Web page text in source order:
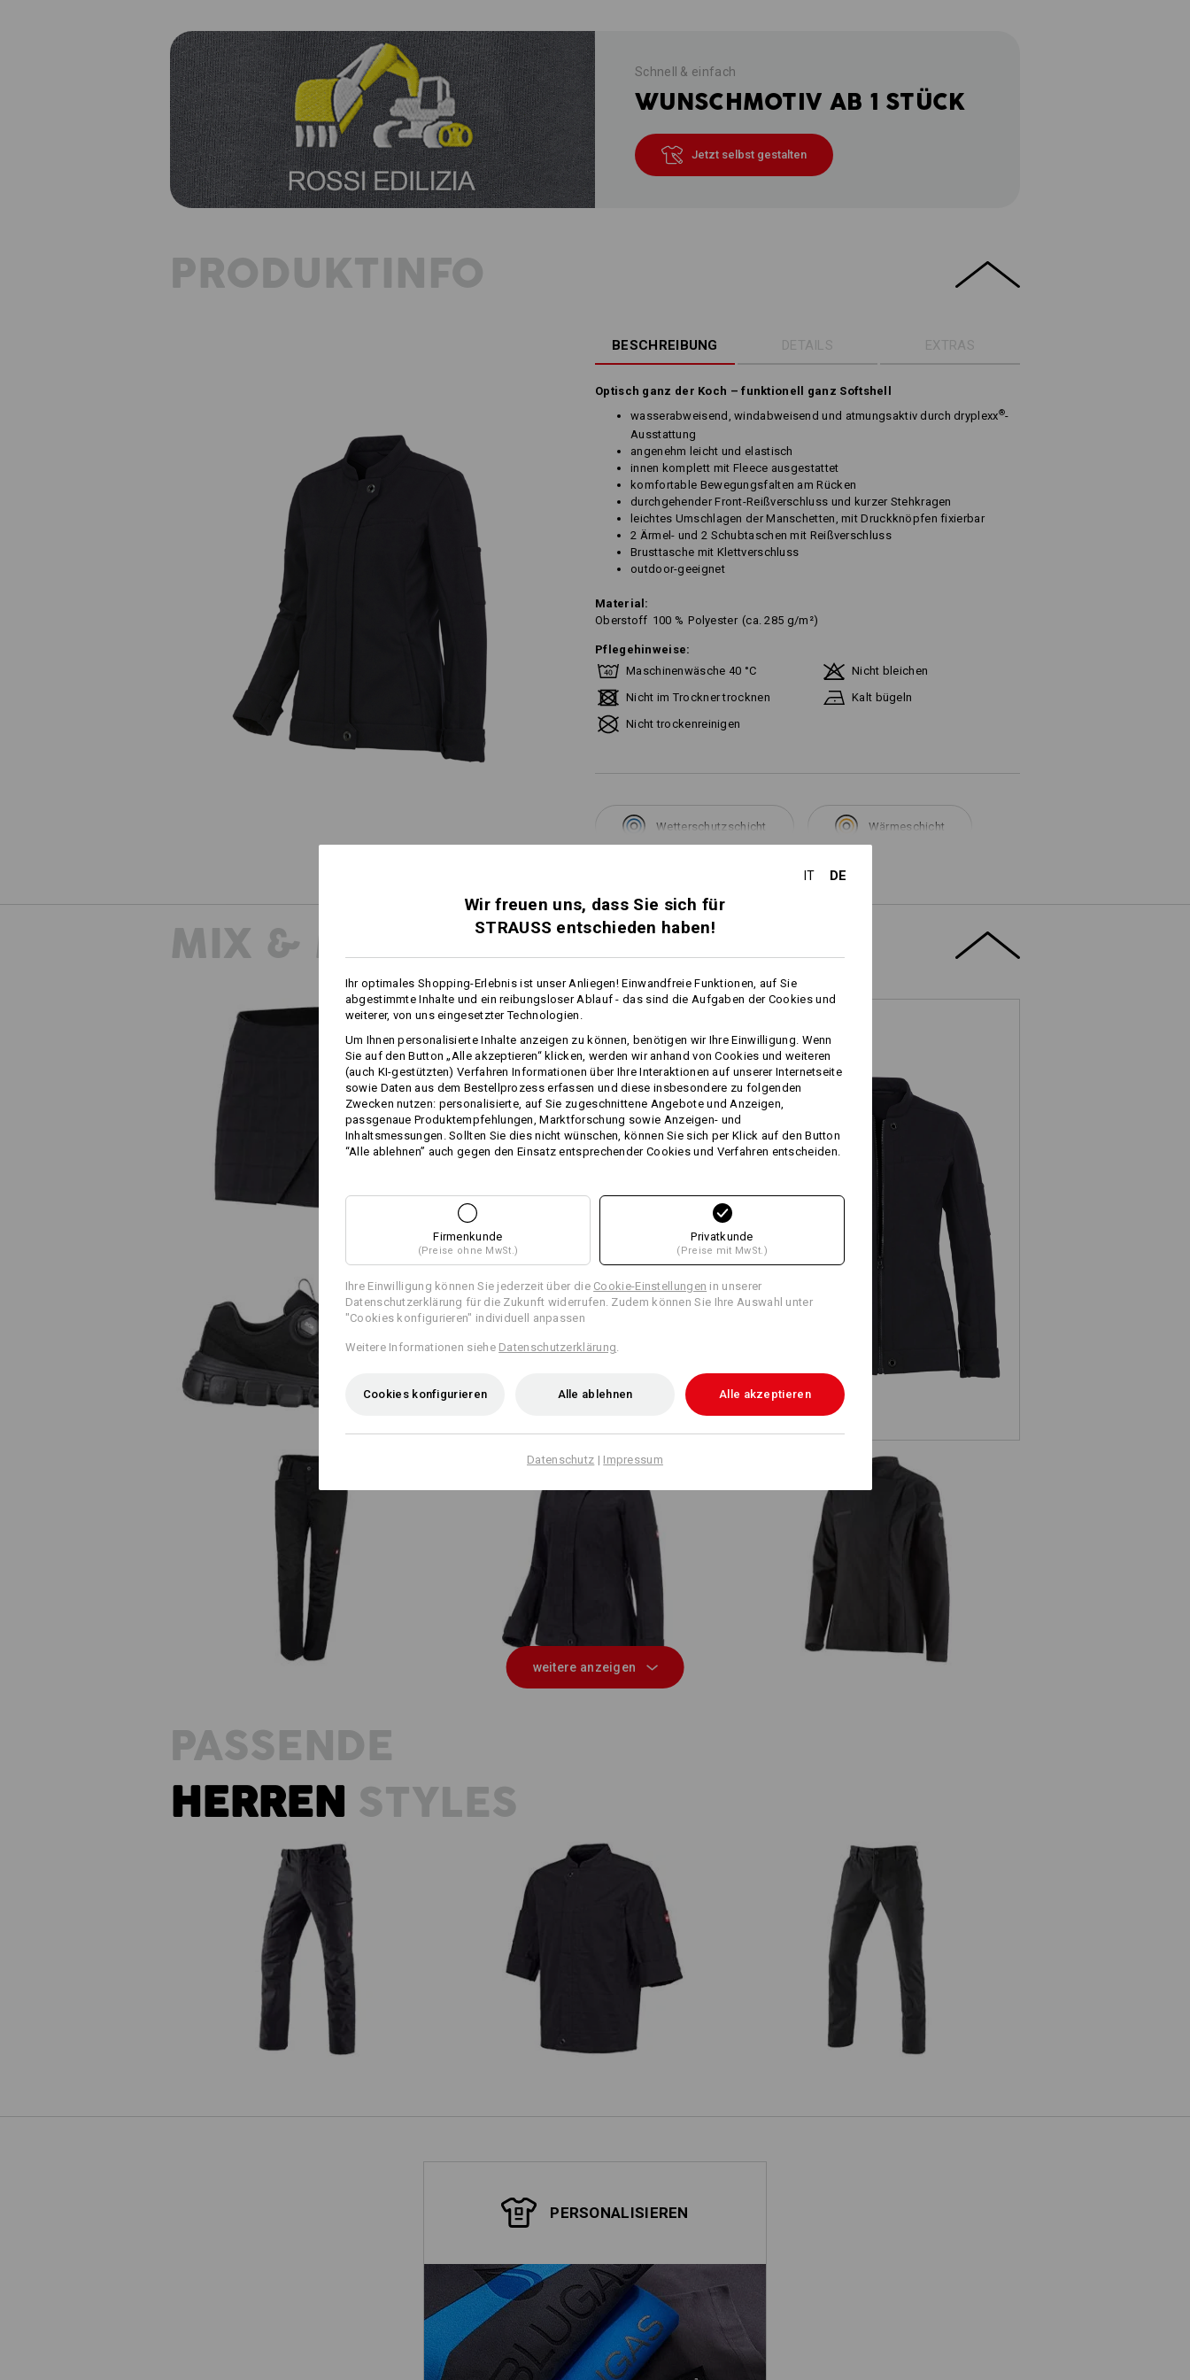
Schnell & einfach
WUNSCHMOTIV AB 1 STÜCK
Jetzt selbst gestalten
PRODUKTINFO
BESCHREIBUNG DETAILS EXTRAS
Optisch ganz der Koch – funktionell ganz Softshell
wasserabweisend, windabweisend und atmungsaktiv durch dryplexx®-
Ausstattung
angenehm leicht und elastisch
innen komplett mit Fleece ausgestattet
komfortable Bewegungsfalten am Rücken
durchgehender Front-Reißverschluss und kurzer Stehkragen
leichtes Umschlagen der Manschetten, mit Druckknöpfen fixierbar
2 Ärmel- und 2 Schubtaschen mit Reißverschluss
Brusttasche mit Klettverschluss
outdoor-geeignet
Material:
Oberstoff 100 % Polyester (ca. 285 g/m²)
Pflegehinweise:
Maschinenwäsche 40 °C
Nicht bleichen
Nicht im Trockner trocknen
Kalt bügeln
Nicht trockenreinigen
Wetterschutzschicht Wärmeschicht
Personalisierung:
Selbst gestalten
MIX & MATCH
Softshell Jacke e.s.fusion, Damen
+
Berufshosenrock e.s.fusion e.s. Berufshose Chino, Damen
O1 Berufsschuhe e.s. Rexburg low
e.s. Berufshose base, Damen
Berufsjacke langarm e.s.fusion,
e.s. Kochhemd, Damen
weitere anzeigen
PASSENDE
HERREN STYLES
e.s. Berufshose pocket, Herren
Berufsjacke kurzarm e.s.fusion,
e.s. Berufshose Chino, Herren
PERSONALISIEREN
IT DE
Wir freuen uns, dass Sie sich für
STRAUSS entschieden haben!
Ihr optimales Shopping-Erlebnis ist unser Anliegen! Einwandfreie Funktionen, auf Sie
abgestimmte Inhalte und ein reibungsloser Ablauf - das sind die Aufgaben der Cookies und
weiterer, von uns eingesetzter Technologien.
Um Ihnen personalisierte Inhalte anzeigen zu können, benötigen wir Ihre Einwilligung. Wenn
Sie auf den Button „Alle akzeptieren“ klicken, werden wir anhand von Cookies und weiteren
(auch KI-gestützten) Verfahren Informationen über Ihre Interaktionen auf unserer Internetseite
sowie Daten aus dem Bestellprozess erfassen und diese insbesondere zu folgenden
Zwecken nutzen: personalisierte, auf Sie zugeschnittene Angebote und Anzeigen,
passgenaue Produktempfehlungen, Marktforschung sowie Anzeigen- und
Inhaltsmessungen. Sollten Sie dies nicht wünschen, können Sie sich per Klick auf den Button
“Alle ablehnen” auch gegen den Einsatz entsprechender Cookies und Verfahren entscheiden.
Firmenkunde
(Preise ohne MwSt.)
Privatkunde
(Preise mit MwSt.)
Ihre Einwilligung können Sie jederzeit über die Cookie-Einstellungen in unserer
Datenschutzerklärung für die Zukunft widerrufen. Zudem können Sie Ihre Auswahl unter
"Cookies konfigurieren" individuell anpassen
Weitere Informationen siehe Datenschutzerklärung
Cookies konfigurieren Alle ablehnen Alle akzeptieren
Datenschutz | Impressum